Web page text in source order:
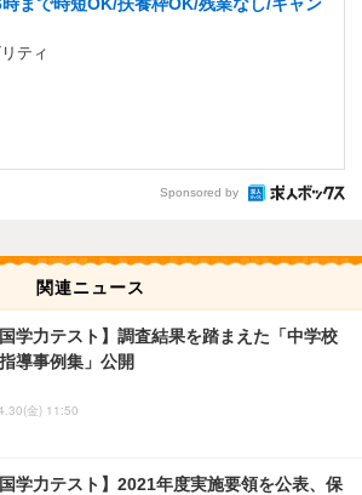
ティ
Sponsored by
関連ニュース
国学力テスト】調査結果を踏まえた「中学校
導事例集」公開
金) 11:50
国学力テスト】2021年度実施要領を公表、保